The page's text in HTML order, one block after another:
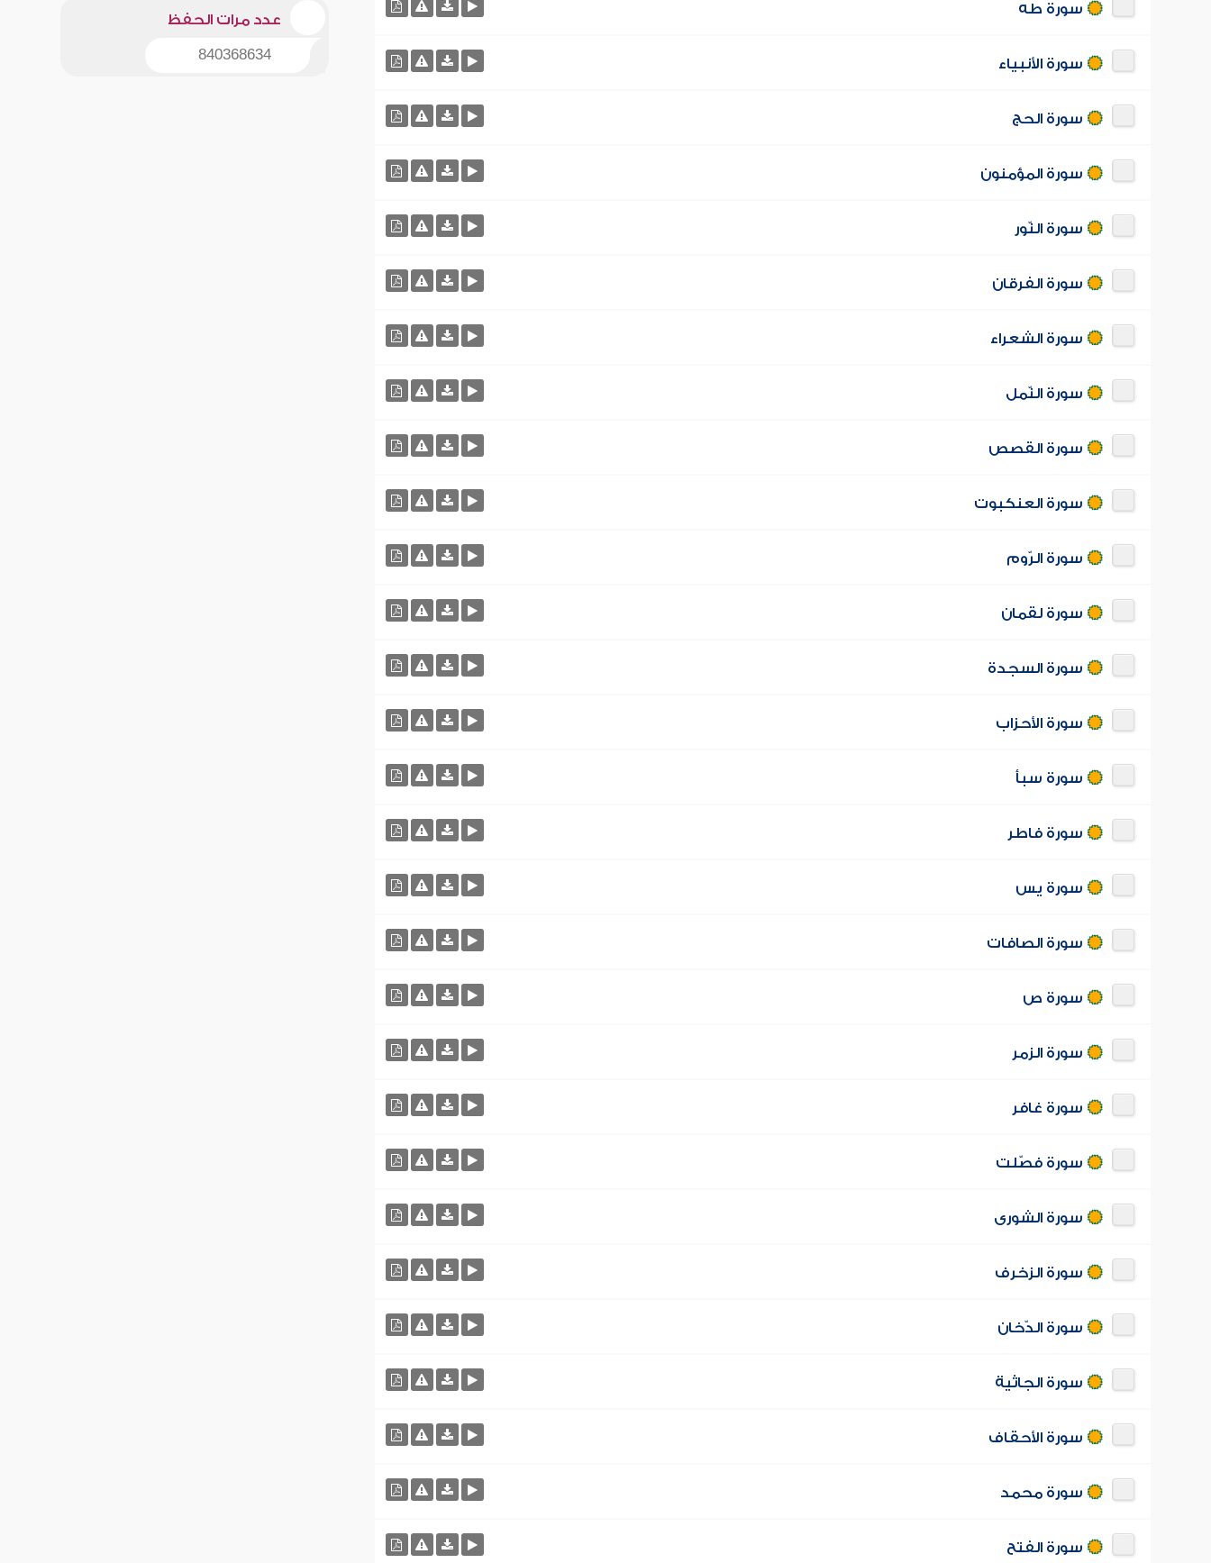
سورة طه
سورة الأنبياء
سورة الحج
سورة المؤمنون
سورة النّور
سورة الفرقان
سورة الشعراء
سورة النّمل
سورة القصص
سورة العنكبوت
سورة الرّوم
سورة لقمان
سورة السجدة
سورة الأحزاب
سورة سبأ
سورة فاطر
سورة يس
سورة الصافات
سورة ص
سورة الزمر
سورة غافر
سورة فصّلت
سورة الشورى
سورة الزخرف
سورة الدّخان
سورة الجاثية
سورة الأحقاف
سورة محمد
سورة الفتح
عدد مرات الحفظ
840368634